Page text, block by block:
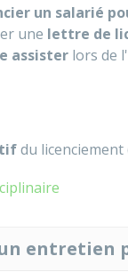
un salarié
une lettre de
assister lors de
du licenciement
entretien